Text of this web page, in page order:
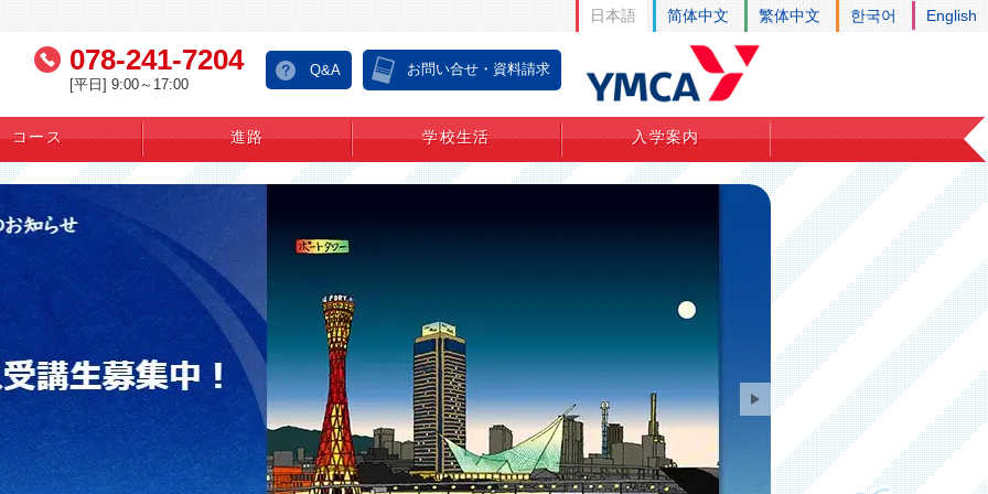
日本語 简体中文 繁体中文 한국어 English
078-241-7204
[平日] 9:00～17:00
Q&A お問い合せ・資料請求
コース 進路 学校生活 入学案内